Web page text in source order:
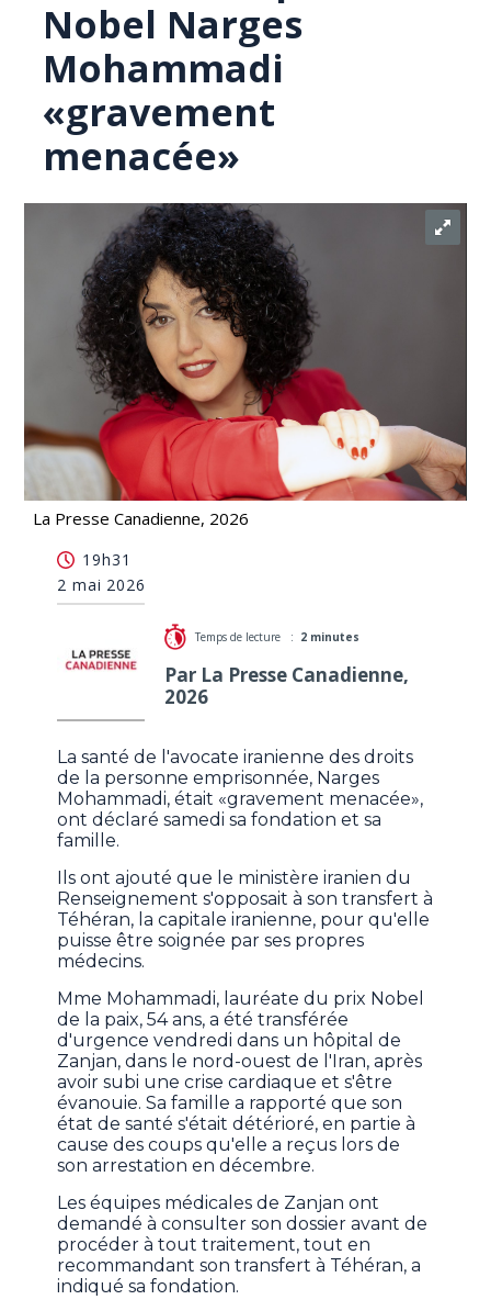
Nobel Narges
Mohammadi
«gravement
menacée»
La Presse Canadienne, 2026
Mohammadi «gravement menacée»
19h31
2 mai 2026
Temps de lecture : 2 minutes
Par La Presse Canadienne,
2026
La santé de l'avocate iranienne des droits
de la personne emprisonnée, Narges
Mohammadi, était «gravement menacée»,
ont déclaré samedi sa fondation et sa
famille.
Ils ont ajouté que le ministère iranien du
Renseignement s'opposait à son transfert à
Téhéran, la capitale iranienne, pour qu'elle
puisse être soignée par ses propres
médecins.
Mme Mohammadi, lauréate du prix Nobel
de la paix, 54 ans, a été transférée
d'urgence vendredi dans un hôpital de
Zanjan, dans le nord-ouest de l'Iran, après
avoir subi une crise cardiaque et s'être
évanouie. Sa famille a rapporté que son
état de santé s'était détérioré, en partie à
cause des coups qu'elle a reçus lors de
son arrestation en décembre.
Les équipes médicales de Zanjan ont
demandé à consulter son dossier avant de
procéder à tout traitement, tout en
recommandant son transfert à Téhéran, a
indiqué sa fondation.